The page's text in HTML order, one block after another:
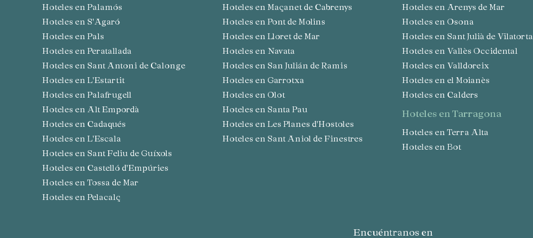
Hoteles en Palamós
Hoteles en S'Agaró
Hoteles en Pals
Hoteles en Peratallada
Hoteles en Sant Antoni de Calonge
Hoteles en L'Estartit
Hoteles en Palafrugell
Hoteles en Alt Empordà
Hoteles en Cadaqués
Hoteles en L'Escala
Hoteles en Sant Feliu de Guíxols
Hoteles en Castelló d'Empúries
Hoteles en Tossa de Mar
Hoteles en Pelacalç
Hoteles en Maçanet de Cabrenys
Hoteles en Pont de Molins
Hoteles en Lloret de Mar
Hoteles en Navata
Hoteles en San Julián de Ramis
Hoteles en Garrotxa
Hoteles en Olot
Hoteles en Santa Pau
Hoteles en Les Planes d'Hostoles
Hoteles en Sant Aniol de Finestres
Hoteles en Arenys de Mar
Hoteles en Osona
Hoteles en Sant Julià de Vilatorta
Hoteles en Vallès Occidental
Hoteles en Valldoreix
Hoteles en el Moianès
Hoteles en Calders
hoteles en Tarragona
Hoteles en Terra Alta
Hoteles en Bot
Encuéntranos en